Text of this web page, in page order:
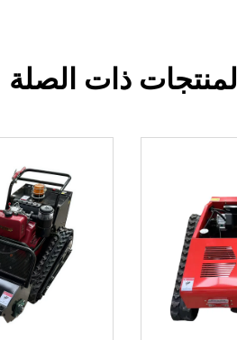
المنتجات ذات الصلة